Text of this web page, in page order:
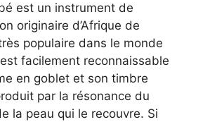
est un instrument de
originaire d’Afrique de
populaire dans le monde
facilement reconnaissable
en goblet et son timbre
par la résonance du
la peau qui le recouvre. Si